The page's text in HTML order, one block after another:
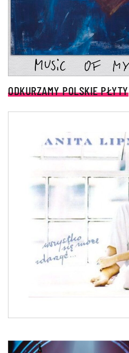
ODKURZAMY POLSKIE PŁYTY